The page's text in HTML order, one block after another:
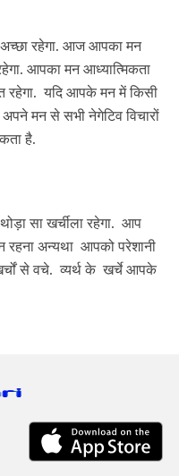
रहेगा. आज आपका मन
आपका मन आध्यात्मिकता
रहेगा. यदि आपके मन में किसी
मन से सभी नेगेटिव विचारों
है.
सा खर्चीला रहेगा. आप
रहना अन्यथा आपको परेशानी
से वचे. व्यर्थ के खर्चे आपके